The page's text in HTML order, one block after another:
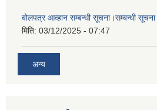
बोलपत्र आव्हान सम्बन्धी सूचना।सम्बन्धी
मिति: 03/12/2025 - 07:47
अन्य